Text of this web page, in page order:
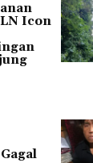
Icon